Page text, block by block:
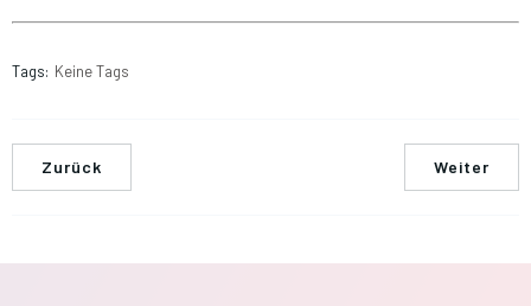
Tags: Keine Tags
Zurück Weiter